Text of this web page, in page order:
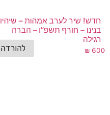
להורדה
חדש! שיר לערב אמהות – שיהיו
בנינו – חורף תשפ”ו – הברה
רגילה
₪ 600